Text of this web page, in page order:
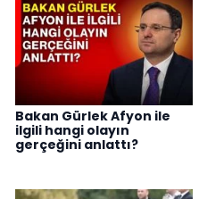
Bakan Gürlek Afyon ile
ilgili hangi olayın
gerçeğini anlattı?